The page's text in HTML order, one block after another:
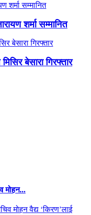
शर्मा सम्मानित
बेसारा गिरफ्तार
मोहन...